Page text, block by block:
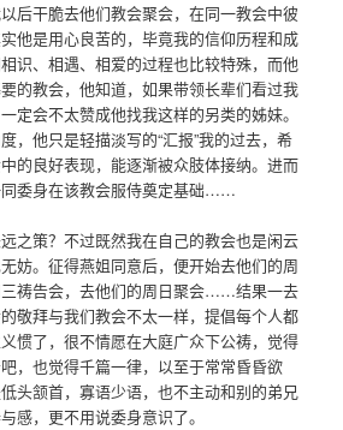
后干脆去他们教会聚会，在同一教会中彼
他是用心良苦的，毕竟我的信仰历程和成
识、相遇、相爱的过程也比较特殊，而他
的教会，他知道，如果带领长辈们看过我
定会不太赞成他找我这样的另类的姊妹。
，他只是轻描淡写的“汇报”我的过去，希
的良好表现，能逐渐被众肢体接纳。进而
委身在该教会服侍奠定基础……
之策？不过既然我在自己的教会也是闲云
妨。征得燕姐同意后，便开始去他们的周
祷告会，去他们的周日聚会……结果一去
敬拜与我们教会不太一样，提倡每个人都
惯了，很不情愿在大庭广众下公祷，觉得
，也觉得千篇一律，以至于常常昏昏欲
头颔首，寡语少语，也不主动和别的弟兄
感，更不用说委身意识了。